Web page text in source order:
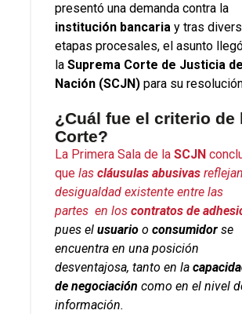
presentó una demanda contra la
institución bancariay tras
etapas procesales, el asunto
la Suprema Corte de Justicia
Nación (SCJN)para su
¿Cuál fue el criterio de
Corte?
La Primera Sala de la SCJN
que las cláusulas abusivas
desigualdad existente entre las
partes en los contratos de
pues el usuarioo consumidorse
encuentra en una posición
desventajosa, tanto en la
de negociación como en el nivel
información.